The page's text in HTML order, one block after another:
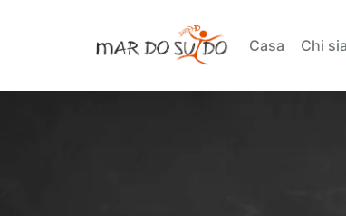
Casa Chi